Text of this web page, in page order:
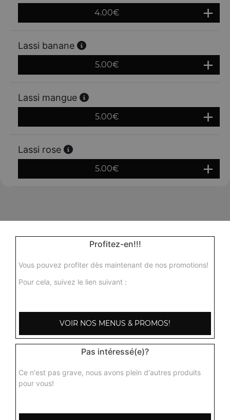
4.00€
Lassi banane
5.00€
Lassi mangue
5.00€
Lassi rose
5.00€
103, Avenue Robert Buron
QUARTIERS PROCHES
Profitez-en!!!
Vous pouvez profiter dès maintenant de nos promotions!
Pour cela, suivez le lien suivant :
VOIR NOS MENUS & PROMOS!
Pas intéressé(e)?
Ce n'est pas grave, nous avons plein d'autres produits
pour vous!